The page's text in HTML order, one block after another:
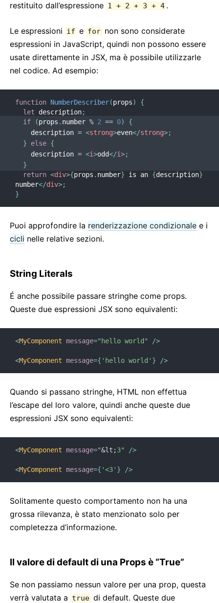
restituito dall’espressione 1 + 2 + 3 + 4 .
Le espressioni if e for non sono considerate
espressioni in JavaScript, quindi non possono essere
usate direttamente in JSX, ma è possibile utilizzarle
nel codice. Ad esempio:
function NumberDescriber(props)
{
let description;
if
(props . number % 2 == 0)
{
    description
= <strong>even</strong>;
}
else {
    description
= <i>odd</i>;
}
return <div>{props . number} is an {description}
number</div>;
}
Puoi approfondire la renderizzazione condizionale e i
cicli nelle relative sezioni.
String Literals
É anche possibile passare stringhe come props.
Queste due espressioni JSX sono equivalenti:
<MyComponent message=" hello world " />
<MyComponent message={ 'hello world' } />
Quando si passano stringhe, HTML non effettua
l’escape del loro valore, quindi anche queste due
espressioni JSX sono equivalenti:
<MyComponent message="&lt;3" />
<MyComponent message={ '<3' } />
Solitamente questo comportamento non ha una
grossa rilevanza, è stato menzionato solo per
completezza d’informazione.
Il valore di default di una Props è “True”
Se non passiamo nessun valore per una prop, questa
verrà valutata a true di default. Queste due